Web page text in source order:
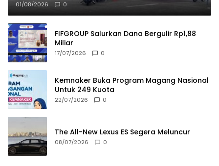
01/08/2026 0
FIFGROUP Salurkan Dana Bergulir Rp1,88
Miliar
17/07/2026 0
Kemnaker Buka Program Magang Nasional
Untuk 249 Kuota
22/07/2026 0
The All-New Lexus ES Segera Meluncur
08/07/2026 0